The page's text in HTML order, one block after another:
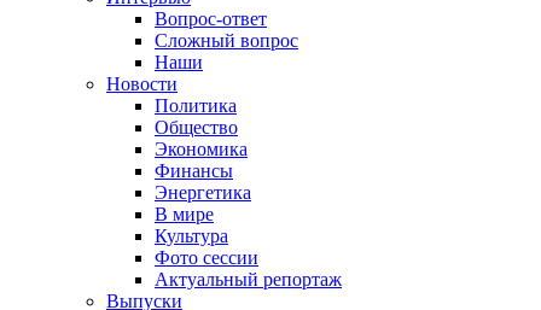
Вопрос-ответ
Сложный вопрос
Наши
Новости
Политика
Общество
Экономика
Финансы
Энергетика
В мире
Культура
Фото сессии
Актуальный репортаж
Выпуски